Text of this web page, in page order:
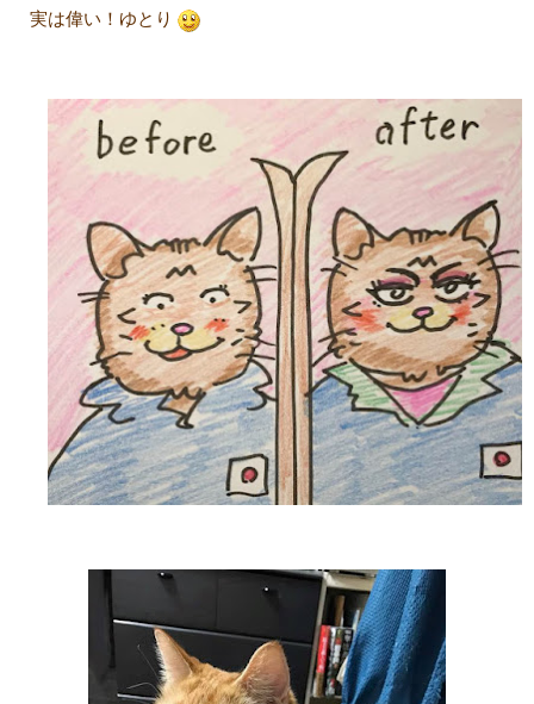
実は偉い！ゆとり